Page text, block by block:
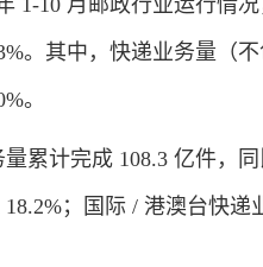
10 月邮政行业运行情况
。其中，快递业务量（
。
计完成 108.3 亿件，同
；国际 / 港澳台快